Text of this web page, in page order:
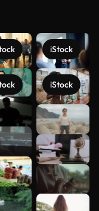
iStock
iStock
Voir plus